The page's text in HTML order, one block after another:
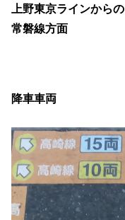
上野東京ラインからの
常磐線方面
降車車両